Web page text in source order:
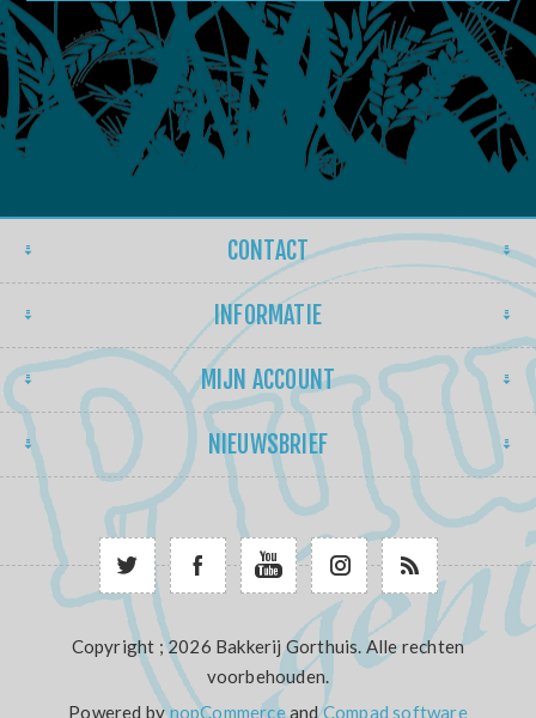
CONTACT
INFORMATIE
MIJN ACCOUNT
NIEUWSBRIEF
Copyright ; 2026 Bakkerij Gorthuis. Alle rechten
voorbehouden.
Powered bynopCommerceandCompad software